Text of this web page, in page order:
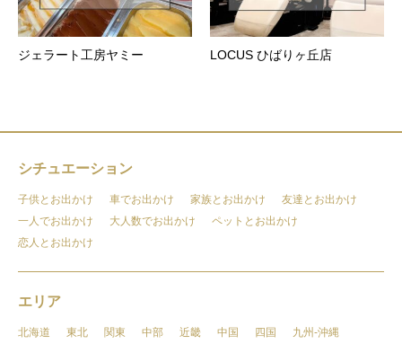
ジェラート工房ヤミー LOCUS ひばりヶ丘店
シチュエーション
子供とお出かけ 車でお出かけ 家族とお出かけ
友達とお出かけ
一人でお出かけ
大人数でお出かけ
ペットとお出かけ
恋人とお出かけ
エリア
北海道 東北 関東 中部 近畿 中国 四国 九州-沖縄